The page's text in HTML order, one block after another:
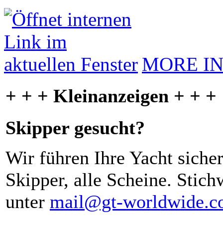
MORE
+ + + Kleinanzeigen + + +
Skipper gesucht?
Wir führen Ihre Yacht
Skipper, alle Scheine.
unter mail@gt-